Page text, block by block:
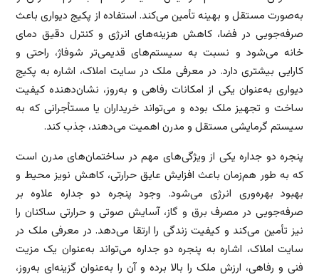
به‌صورت مستقل و بهینه تأمین می‌کند. استفاده از پکیج دیواری باعث
صرفه‌جویی در فضا، کاهش هزینه‌های انرژی و کنترل دقیق دمای
خانه می‌شود و نسبت به سیستم‌های قدیمی‌تر شوفاژ، راحتی و
کارایی بیشتری دارد. در معرفی ملک در سایت املاک، اشاره به پکیج
دیواری به‌عنوان یکی از امکانات رفاهی و به‌روز، نشان‌دهنده کیفیت
ساخت و تجهیز ملک بوده و می‌تواند خریداران یا مستأجرانی که به
سیستم گرمایشی مستقل و مدرن اهمیت می‌دهند، جذب کند.
پنجره دو جداره یکی از ویژگی‌های مهم در ساختمان‌های مدرن است
که به طور هم‌زمان باعث افزایش عایق حرارتی، کاهش نویز محیط و
بهبود بهره‌وری انرژی می‌شود. وجود پنجره دو جداره علاوه بر
صرفه‌جویی در مصرف برق و گاز، آسایش صوتی و حرارتی ساکنان را
نیز تأمین می‌کند و کیفیت زندگی را ارتقا می‌دهد. در معرفی ملک در
سایت املاک، اشاره به پنجره دو جداره می‌تواند به‌عنوان یک مزیت
فنی و رفاهی، ارزش ملک را بالا برده و آن را به‌عنوان گزینه‌ای به‌روز،